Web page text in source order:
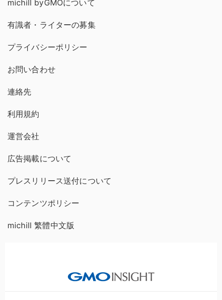
michill byGMOについて
有識者・ライターの募集
プライバシーポリシー
お問い合わせ
連絡先
利用規約
運営会社
広告掲載について
プレスリリース送付について
コンテンツポリシー
michill 繁體中文版